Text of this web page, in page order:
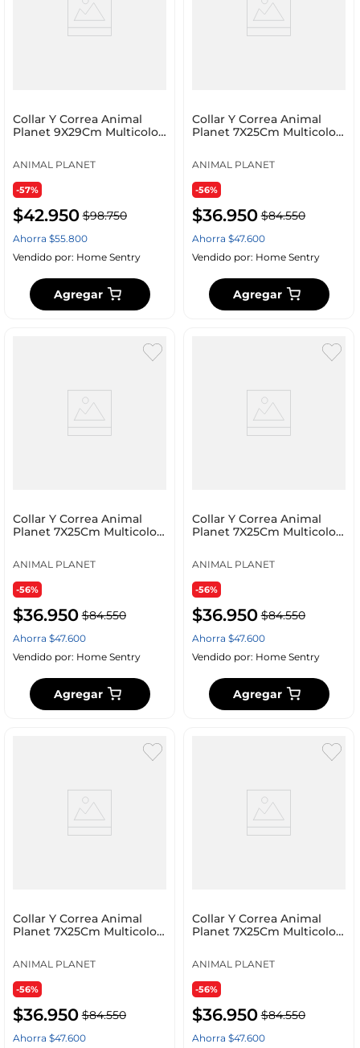
Collar Y Correa Animal
Planet 9X29Cm Multicolor
ANIMAL PLANET
-57%
$42.950 $98.750
Ahorra $55.800
Vendido por: Home Sentry
Agregar
Collar Y Correa Animal
Planet 7X25Cm Multicolor
ANIMAL PLANET
-56%
$36.950 $84.550
Ahorra $47.600
Vendido por: Home Sentry
Agregar
Collar Y Correa Animal
Planet 7X25Cm Multicolor
ANIMAL PLANET
-56%
$36.950 $84.550
Ahorra $47.600
Vendido por: Home Sentry
Agregar
Collar Y Correa Animal
Planet 7X25Cm Multicolor
ANIMAL PLANET
-56%
$36.950 $84.550
Ahorra $47.600
Vendido por: Home Sentry
Agregar
Collar Y Correa Animal
Planet 7X25Cm Multicolor
ANIMAL PLANET
-56%
$36.950 $84.550
Ahorra $47.600
Collar Y Correa Animal
Planet 7X25Cm Multicolor
ANIMAL PLANET
-56%
$36.950 $84.550
Ahorra $47.600